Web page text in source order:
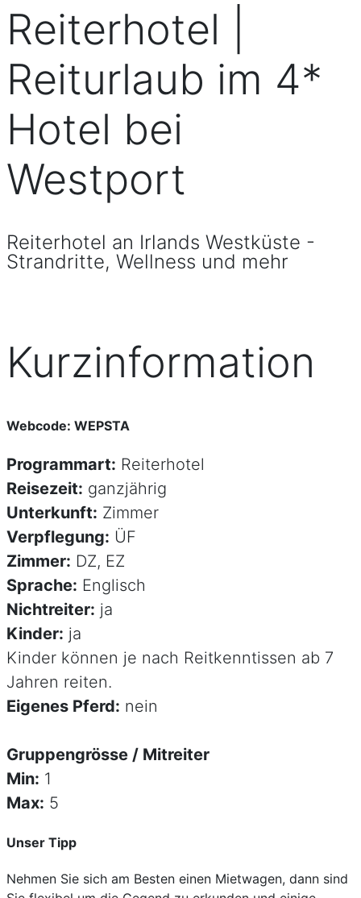
Reiterhotel |
Reiturlaub im 4*
Hotel bei
Westport
Reiterhotel an Irlands Westküste -
Strandritte, Wellness und mehr
Kurzinformation
Webcode: WEPSTA
Programmart: Reiterhotel
Reisezeit: ganzjährig
Unterkunft: Zimmer
Verpflegung: ÜF
Zimmer: DZ, EZ
Sprache: Englisch
Nichtreiter: ja
Kinder: ja
Kinder können je nach Reitkenntissen ab 7
Jahren reiten.
Eigenes Pferd: nein
Gruppengrösse / Mitreiter
Min: 1
Max: 5
Unser Tipp
Nehmen Sie sich am Besten einen Mietwagen, dann sind